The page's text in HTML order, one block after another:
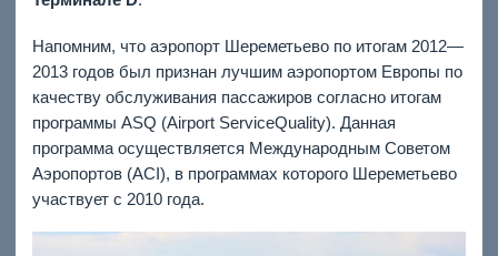
Напомним, что аэропорт Шереметьево по итогам 2012—
2013 годов был признан лучшим аэропортом Европы по
качеству обслуживания пассажиров согласно итогам
программы ASQ (Airport ServiceQuality). Данная
программа осуществляется Международным Советом
Аэропортов (ACI), в программах которого Шереметьево
участвует с 2010 года.